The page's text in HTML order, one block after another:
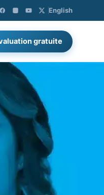
English
gratuite
Rechercher